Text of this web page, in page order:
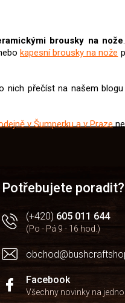
d
a
p
k
y
s
brousky na nože
kapesní brousky na nože
nich přečíst na našem
v Šumperku a v Praze
Potřebujete poradit?
(+420) 605 011 644
(Po - Pá 9 - 16 hod.)
Facebook
Všechny novinky na